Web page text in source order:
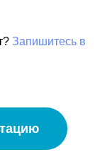
Запишитесь в